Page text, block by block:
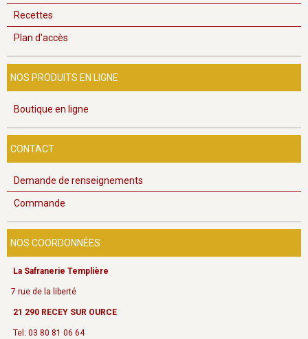
Recettes
Plan d'accès
NOS PRODUITS EN LIGNE
Boutique en ligne
CONTACT
Demande de renseignements
Commande
NOS COORDONNÉES
La Safranerie Templière
7 rue de la liberté
21 290 RECEY SUR OURCE
Tel: 03 80 81 06 64